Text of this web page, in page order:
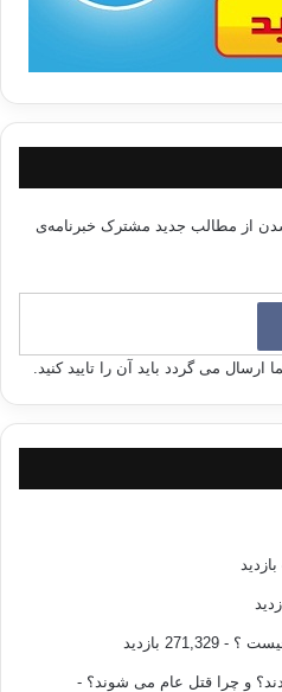
از مطالب جدید مشترک خبرنامه‌ی
ارسال می گردد باید آن را تایید کنید.
؟ - 271,329 بازدید
و چرا قتل عام می شوند؟ -